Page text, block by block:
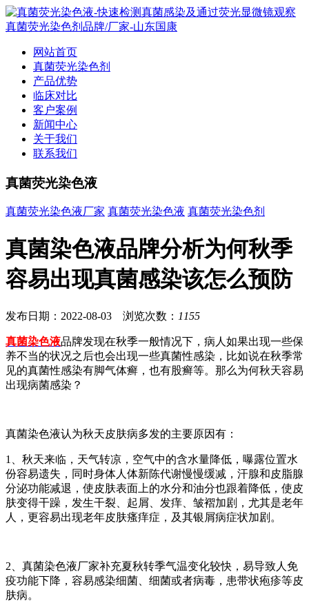
网站首页
真菌荧光染色剂
产品优势
临床对比
客户案例
新闻中心
关于我们
联系我们
真菌荧光染色液
真菌荧光染色液厂家 真菌荧光染色液 真菌荧光染色剂
真菌染色液品牌分析为何秋季
容易出现真菌感染该怎么预防
发布日期：2022-08-03 浏览次数： 1155
真菌染色液品牌发现在秋季一般情况下，病人如果出现一些保
养不当的状况之后也会出现一些真菌性感染，比如说在秋季常
见的真菌性感染有脚气体癣，也有股癣等。那么为何秋天容易
出现病菌感染？
真菌染色液认为秋天皮肤病多发的主要原因有：
1、秋天来临，天气转凉，空气中的含水量降低，曝露位置水
份容易遗失，同时身体人体新陈代谢慢慢缓减，汗腺和皮脂腺
分泌功能减退，使皮肤表面上的水分和油分也跟着降低，使皮
肤变得干躁，发生干裂、起屑、发痒、皱褶加剧，尤其是老年
人，更容易出现老年皮肤瘙痒症，及其银屑病症状加剧。
2、真菌染色液厂家补充夏秋转季气温变化较快，易导致人免
疫功能下降，容易感染细菌、细菌或者病毒，患带状疱疹等皮
肤病。